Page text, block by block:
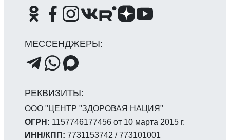
ООО "ЦЕНТР "ЗДОРОВАЯ НАЦИЯ"
ОГРН: 1157746177456 от 10 марта 2015 г.
ИНН/КПП: 7731153742 / 773101001